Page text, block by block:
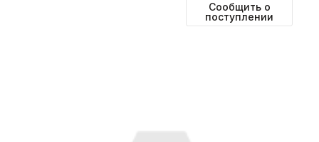
Сообщить о
поступлении